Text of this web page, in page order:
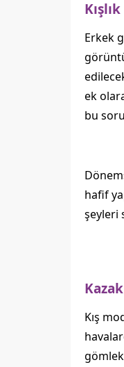
Erkek
ek
bu
hafif
şeyleri
Kış